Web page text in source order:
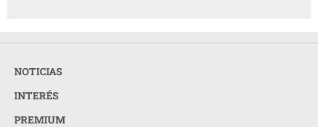
NOTICIAS
INTERÉS
PREMIUM